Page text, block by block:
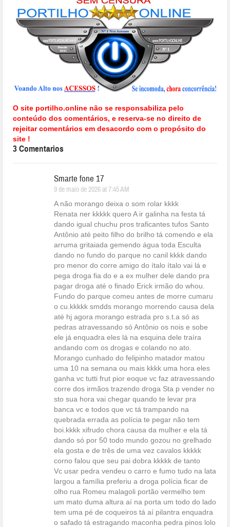
O site portilho.online não se responsabiliza pelo
conteúdo dos comentários, e reserva-se no direito de
rejeitar comentários em desacordo com o propósito do
site !
3 Comentarios
Smarte fone 17
9 de maio de 2026 at 7:45 AM
A não morango deixa o som rolar kkkk
Renata ner kkkkk quero A ir galinha na festa tá
dando igual chuchu pros traficantes tufos Santo
Antônio até peito filho do brilho tá comendo e ela
arruma gritaiada gemendo água toda Esculta
dando no fundo do parque no canil kkkk dando
pro menor do corre amigo do ítalo ítalo vai lá e
pega droga fia do e a ex mulher dele dando pra
pagar droga até o finado Erick irmão do whou.
Fundo do parque comeu antes de morre cumaru
o cu.kkkkk smdds morango morrendo causa dela
até hj agora morango estrada pro s.t.a só as
pedras atravessando só Antônio os nois e sobe
ele já enquadra eles lá na esquina dele traíra
andando com os drogas e colando no ato.
Morango cunhado do felipinho matador matou
uma 10 na semana ou mais kkkk uma hora eles
ganha vc tutti frut pior eoque vc faz atravessando
corre dos irmãos trazendo droga Sta p vender no
sto sua hora vai chegar quando te levar pra
banca vc e todos que vc tá trampando na
quebrada errada as polícia te pegar não tem
boi.kkkk xifrudo chora causa da mulher e ela tá
dando só por 50 todo mundo gozou no grelhado
ela gosta e de três de uma vez cavalos kkkkk
corno falou que seu pai dobra kkkkk de tanto
Vc usar pedra vendeu o carro e fumo tudo na lata
largou a família preferiu a droga polícia ficar de
olho rua Romeu malagoli portão vermelho tem
um mato duma altura aí na porta um todo do lado
tem uma pé de coqueiros tá aí pilantra enquadra
o safado tá estragando maconha pedra pinos lolo